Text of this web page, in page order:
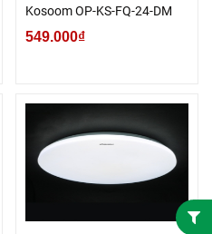
Kosoom OP-KS-FQ-24-DM
549.000₫